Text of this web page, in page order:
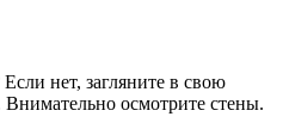
нет, загляните в свою
осмотрите стены.